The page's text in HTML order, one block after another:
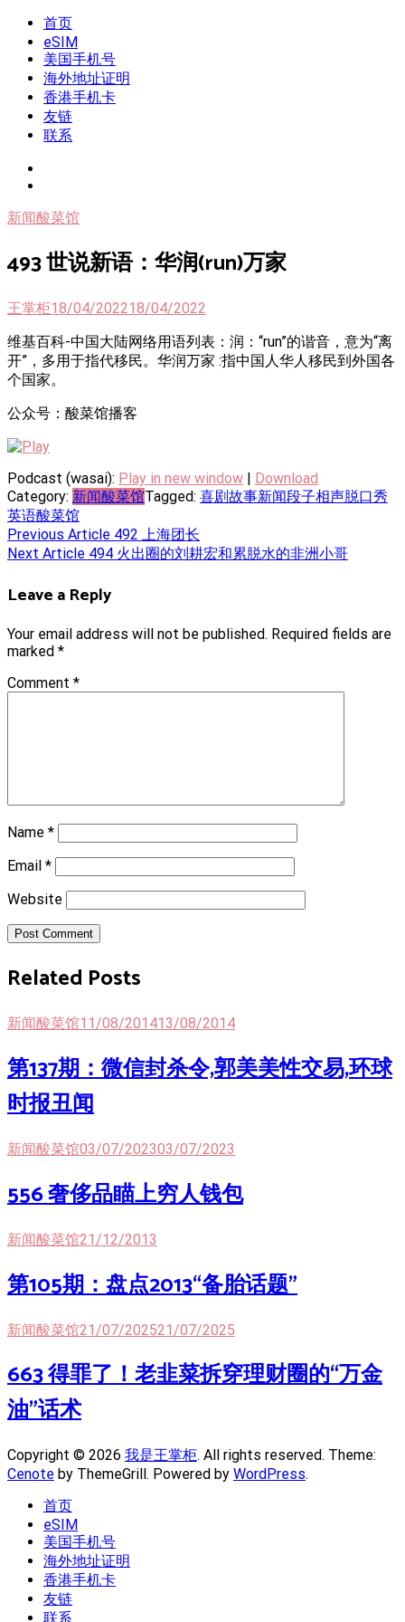
Skip
content
我是王掌柜
新闻酸菜馆|极客电台|自媒体联盟
首页
eSIM
美国手机号
海外地址证明
香港手机卡
友链
联系
新闻酸菜馆
493 世说新语：华润(run)万家
王掌柜18/04/202218/04/2022
维基百科-中国大陆网络用语列表：润：“run”的谐音，意为“离
开”，多用于指代移民。华润万家 :指中国人华人移民到外国各
个国家。
公众号：酸菜馆播客
Podcast (wasai): Play in new window | Download
Category: 新闻酸菜馆Tagged: 喜剧故事新闻段子相声脱口秀
英语酸菜馆
Post
Previous Article 492 上海团长
Next Article 494 火出圈的刘耕宏和累脱水的非洲小哥
Leave a Reply
Your email address will not be published. Required fields are
marked *
Comment *
Name *
Email *
Website
Post Comment
Related Posts
新闻酸菜馆11/08/201413/08/2014
第137期：微信封杀令,郭美美性交易,环球
时报丑闻
新闻酸菜馆03/07/202303/07/2023
556 奢侈品瞄上穷人钱包
新闻酸菜馆21/12/2013
第105期：盘点2013“备胎话题”
新闻酸菜馆21/07/202521/07/2025
663 得罪了！老韭菜拆穿理财圈的“万金
油”话术
Copyright © 2026 我是王掌柜. All rights reserved. Theme:
Cenote by ThemeGrill. Powered by WordPress.
首页
eSIM
美国手机号
海外地址证明
香港手机卡
友链
联系